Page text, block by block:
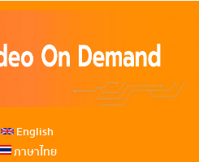
English
ภาษาไทย